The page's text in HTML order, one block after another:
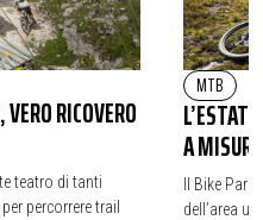
RICOVERO
teatro di tanti
percorrere trail
MTB
A
Il Bike
dell’area